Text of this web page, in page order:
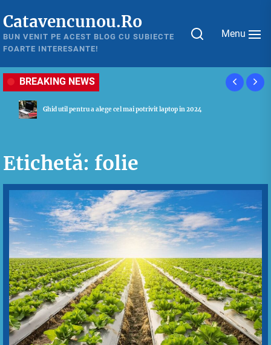
to
the
content
Catavencunou.Ro
BUN VENIT PE ACEST BLOG CU SUBIECTE
FOARTE INTERESANTE!
Menu
BREAKING NEWS
Ghid util pentru a alege cel mai potrivit laptop in 2024
Etichetă: folie